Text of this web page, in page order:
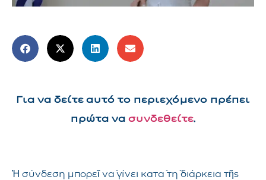
Για να δείτε αυτό το περιεχόμενο πρέπει
πρώτα να συνδεθείτε.
Ἡ σύνδεση μπορεῖ νὰ γίνει κατὰ τὴ διάρκεια τῆς